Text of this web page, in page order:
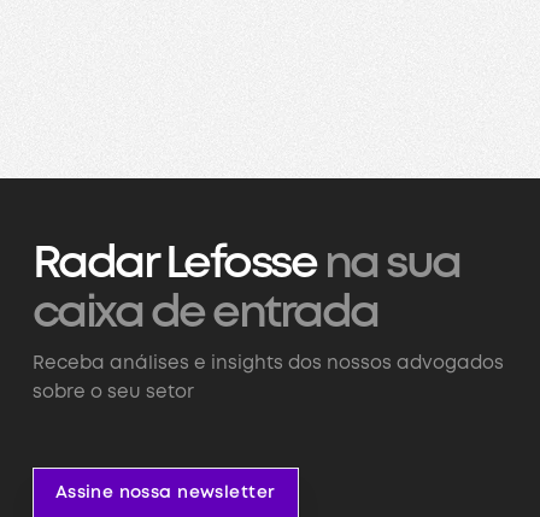
Radar Lefossena sua
caixa de entrada
Receba análises e insights dos nossos advogados
sobre o seu setor
Assine nossa newsletter